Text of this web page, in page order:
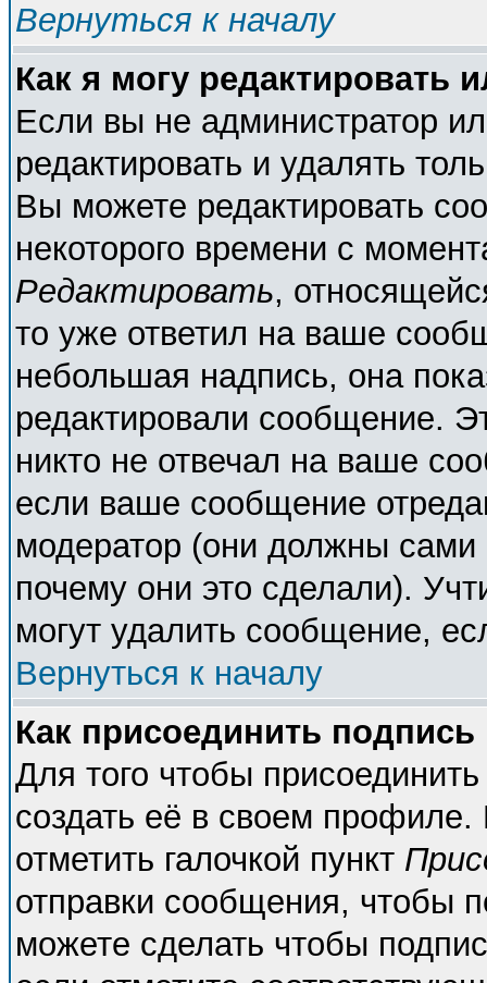
Вернуться к началу
Как я могу редактировать
Если вы не администратор
редактировать и удалять
Вы можете редактировать
некоторого времени с
Редактировать,
то уже ответил на ваше
небольшая надпись, она
редактировали сообщение.
никто не отвечал на ваше
если ваше сообщение
модератор (они должны сами
почему они это сделали).
могут удалить сообщение,
Вернуться к началу
Как присоединить
Для того чтобы
создать её в своем
отметить галочкой пункт
отправки сообщения, чтобы
можете сделать чтобы